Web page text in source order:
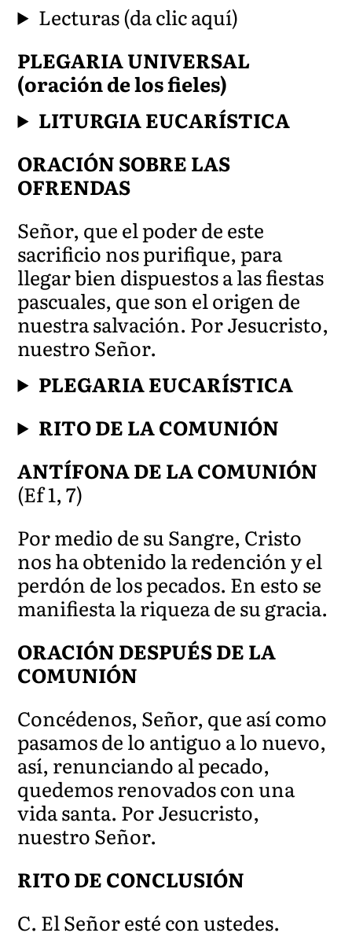
Lecturas (da clic aquí)
PLEGARIA UNIVERSAL
(oración de los fieles)
LITURGIA EUCARÍSTICA
ORACIÓN SOBRE LAS
OFRENDAS
Señor, que el poder de este
sacrificio nos purifique, para
llegar bien dispuestos a las fiestas
pascuales, que son el origen de
nuestra salvación. Por Jesucristo,
nuestro Señor.
PLEGARIA EUCARÍSTICA
RITO DE LA COMUNIÓN
ANTÍFONA DE LA COMUNIÓN
(Ef 1, 7)
Por medio de su Sangre, Cristo
nos ha obtenido la redención y el
perdón de los pecados. En esto se
manifiesta la riqueza de su gracia.
ORACIÓN DESPUÉS DE LA
COMUNIÓN
Concédenos, Señor, que así como
pasamos de lo antiguo a lo nuevo,
así, renunciando al pecado,
quedemos renovados con una
vida santa. Por Jesucristo,
nuestro Señor.
RITO DE CONCLUSIÓN
C. El Señor esté con ustedes.